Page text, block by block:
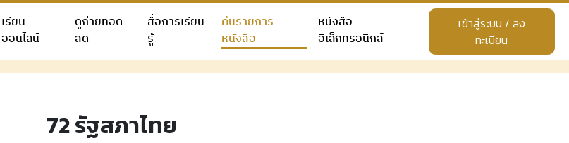
เรียน
ออนไลน์
ดูถ่ายทอด
สด
สื่อการเรียน
รู้
ค้นรายการ
หนังสือ
หนังสือ
อิเล็กทรอนิกส์
เข้าสู่ระบบ / ลง
ทะเบียน
72 รัฐสภาไทย